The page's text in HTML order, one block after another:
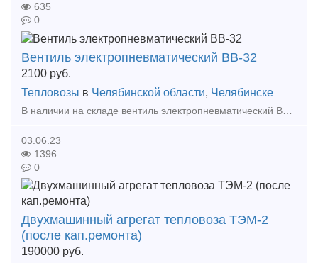
635
0
Вентиль электропневматический ВВ-32
2100 руб.
Тепловозы в Челябинской области, Челябинске
03.06.23
1396
0
Двухмашинный агрегат тепловоза ТЭМ-2
(после кап.ремонта)
190000 руб.